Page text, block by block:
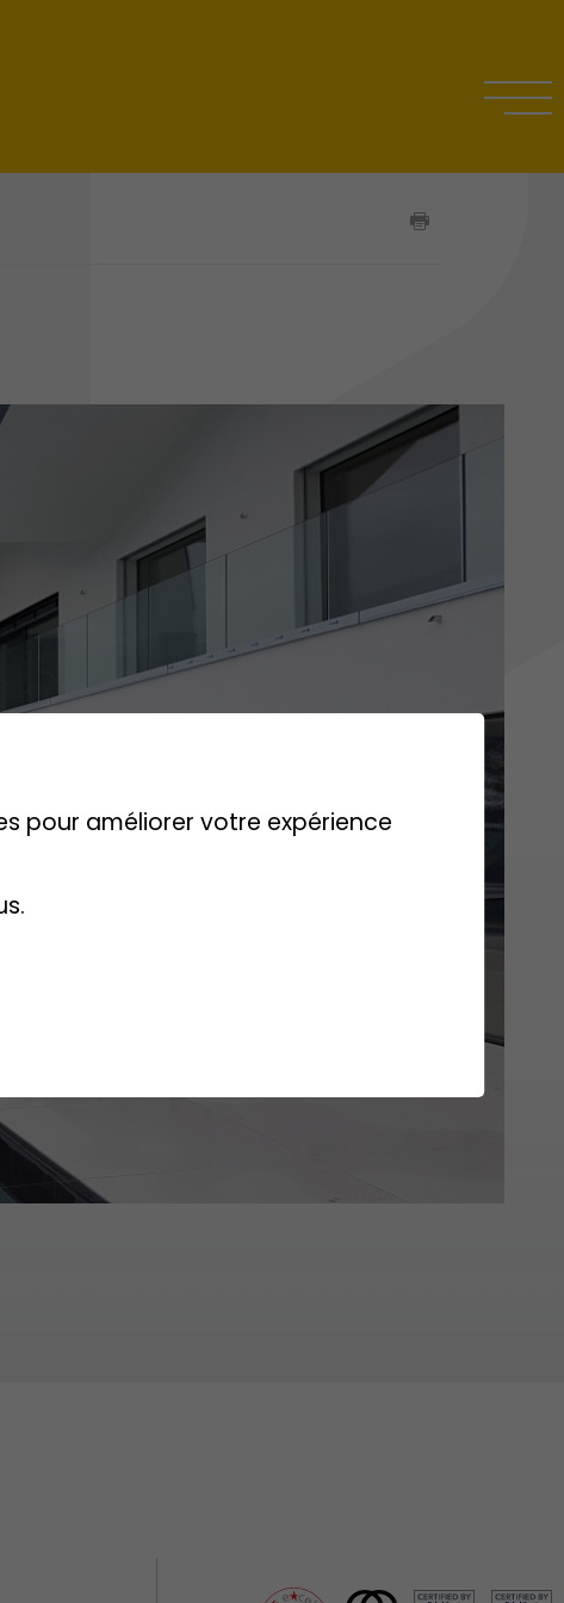
pour améliorer votre expérience